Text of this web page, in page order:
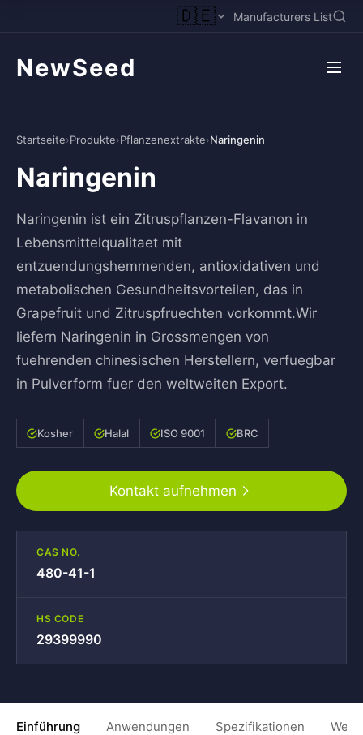
🇩🇪 Manufacturers List
NewSeed
Startseite›Produkte›Pflanzenextrakte›Naringenin
Naringenin
Naringenin ist ein Zitruspflanzen-Flavanon in
Lebensmittelqualitaet mit
entzuendungshemmenden, antioxidativen und
metabolischen Gesundheitsvorteilen, das in
Grapefruit und Zitruspfruechten vorkommt.Wir
liefern Naringenin in Grossmengen von
fuehrenden chinesischen Herstellern, verfuegbar
in Pulverform fuer den weltweiten Export.
Kosher Halal ISO 9001 BRC
Kontakt aufnehmen
CAS NO.
480-41-1
HS CODE
29399990
Einführung Anwendungen Spezifikationen